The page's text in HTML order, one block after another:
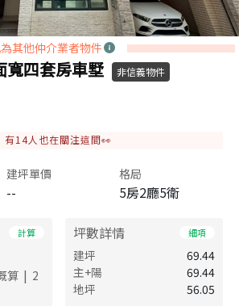
其他仲介業者物件
寬四套房車墅 非信義物件
有14人也在關注這間👀
建坪單價
--
格局
5房2廳5衛
計算
算 | 2
坪數詳情 細項
建坪
69.44
主+陽
69.44
地坪
56.05